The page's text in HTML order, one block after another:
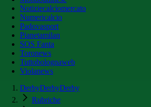
Notiziecalciomercato
Numericalcio
Padovasport
Pianetamilan
SOS Fanta
Toronews
Tuttobolognaweb
Violanews
DerbyDerbyDerby
Rubriche